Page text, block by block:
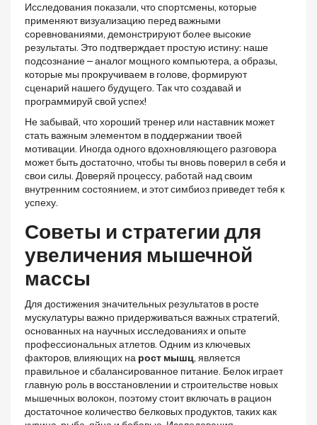
Исследования показали, что спортсмены, которые
применяют визуализацию перед важными
соревнованиями, демонстрируют более высокие
результаты. Это подтверждает простую истину: наше
подсознание – аналог мощного компьютера, а образы,
которые мы прокручиваем в голове, формируют
сценарий нашего будущего. Так что создавай и
программируй свой успех!
Не забывай, что хороший тренер или наставник может
стать важным элементом в поддержании твоей
мотивации. Иногда одного вдохновляющего разговора
может быть достаточно, чтобы ты вновь поверил в себя и
свои силы. Доверяй процессу, работай над своим
внутренним состоянием, и этот симбиоз приведет тебя к
успеху.
Советы и стратегии для
увеличения мышечной
массы
Для достижения значительных результатов в росте
мускулатуры важно придерживаться важных стратегий,
основанных на научных исследованиях и опыте
профессиональных атлетов. Одним из ключевых
факторов, влияющих на рост мышц, является
правильное и сбалансированное питание. Белок играет
главную роль в восстановлении и строительстве новых
мышечных волокон, поэтому стоит включать в рацион
достаточное количество белковых продуктов, таких как